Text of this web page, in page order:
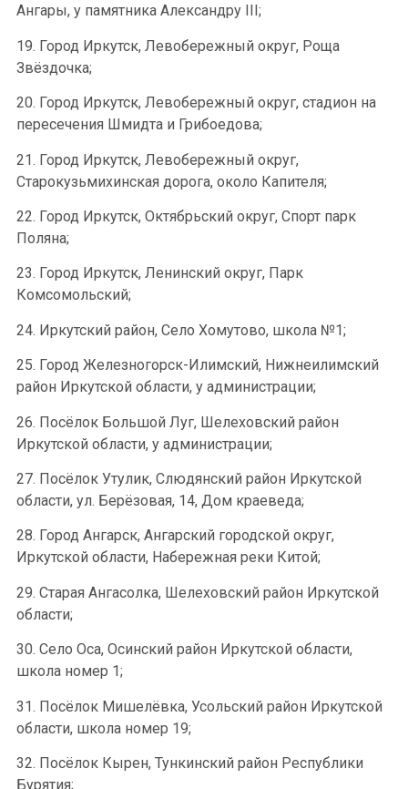
Ангары, у памятника Александру III;
19. Город Иркутск, Левобережный округ, Роща
Звёздочка;
20. Город Иркутск, Левобережный округ, стадион на
пересечения Шмидта и Грибоедова;
21. Город Иркутск, Левобережный округ,
Старокузьмихинская дорога, около Капителя;
22. Город Иркутск, Октябрьский округ, Спорт парк
Поляна;
23. Город Иркутск, Ленинский округ, Парк
Комсомольский;
24. Иркутский район, Село Хомутово, школа №1;
25. Город Железногорск-Илимский, Нижнеилимский
район Иркутской области, у администрации;
26. Посёлок Большой Луг, Шелеховский район
Иркутской области, у администрации;
27. Посёлок Утулик, Слюдянский район Иркутской
области, ул. Берёзовая, 14, Дом краеведа;
28. Город Ангарск, Ангарский городской округ,
Иркутской области, Набережная реки Китой;
29. Старая Ангасолка, Шелеховский район Иркутской
области;
30. Село Оса, Осинский район Иркутской области,
школа номер 1;
31. Посёлок Мишелёвка, Усольский район Иркутской
области, школа номер 19;
32. Посёлок Кырен, Тункинский район Республики
Бурятия;